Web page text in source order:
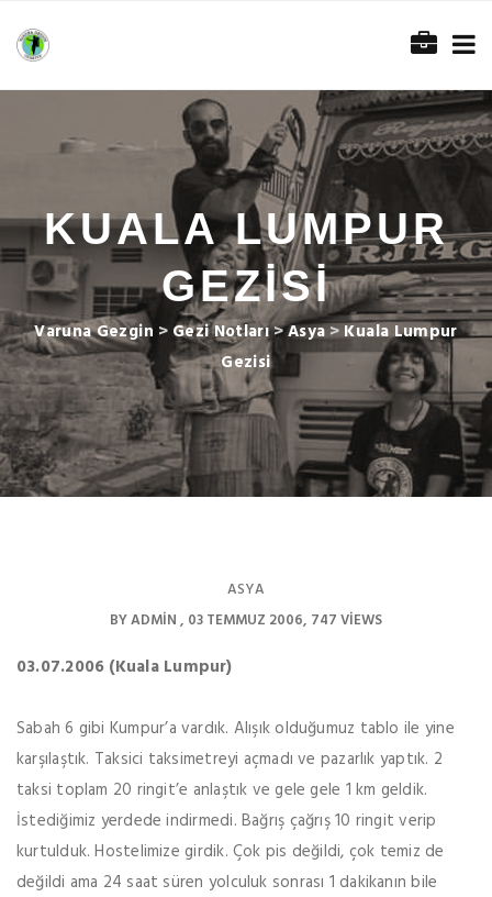
KUALA LUMPUR
GEZISI
Varuna Gezgin > Gezi Notları>Asya>Kuala Lumpur
Gezisi
ASYA
BYADMIN 03 TEMMUZ 2006 747 VIEWS
03.07.2006 (Kuala Lumpur)
Sabah 6 gibi Kumpur’a vardık. Alışık olduğumuz tablo ile yine
karşılaştık. Taksici taksimetreyi açmadı ve pazarlık yaptık. 2
taksi toplam 20 ringit’e anlaştık ve gele gele 1 km geldik.
İstediğimiz yerdede indirmedi. Bağrış çağrış 10 ringit verip
kurtulduk. Hostelimize girdik. Çok pis değildi, çok temiz de
değildi ama 24 saat süren yolculuk sonrası 1 dakikanın bile